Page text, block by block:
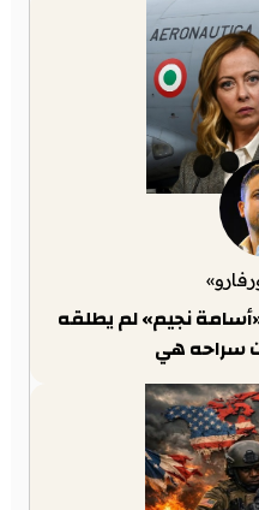
نجيم» لم يطلقه
سراحه هي